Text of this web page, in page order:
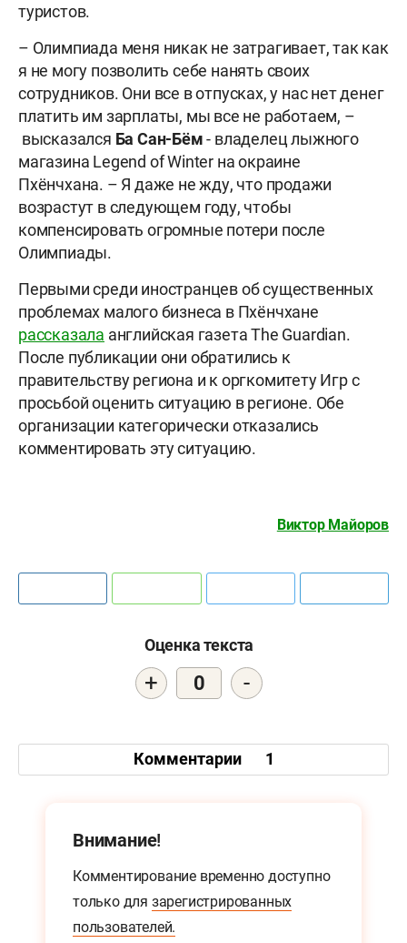
туристов.
– Олимпиада меня никак не затрагивает, так как
я не могу позволить себе нанять своих
сотрудников. Они все в отпусках, у нас нет денег
платить им зарплаты, мы все не работаем, –
высказался Ба Сан-Бём- владелец лыжного
магазина Legend of Winter на окраине
Пхёнчхана. – Я даже не жду, что продажи
возрастут в следующем году, чтобы
компенсировать огромные потери после
Олимпиады.
Первыми среди иностранцев об существенных
проблемах малого бизнеса в Пхёнчхане
рассказала английская газета The Guardian.
После публикации они обратились к
правительству региона и к оргкомитету Игр с
просьбой оценить ситуацию в регионе. Обе
организации категорически отказались
комментировать эту ситуацию.
Виктор Майоров
Оценка текста
+ 0 -
Комментарии 1
Внимание!
Комментирование временно доступно
только для зарегистрированных
пользователей.